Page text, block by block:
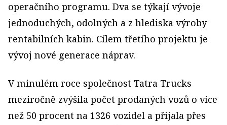
operačního programu. Dva se týkají vývoje
jednoduchých, odolných a z hlediska výroby
rentabilních kabin. Cílem třetího projektu je
vývoj nové generace náprav.
V minulém roce společnost Tatra Trucks
meziročně zvýšila počet prodaných vozů o více
než 50 procent na 1326 vozidel a přijala přes